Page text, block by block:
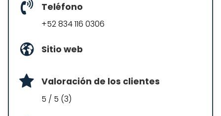
Teléfono
+52 834 116 0306
Sitio web
Valoración de los clientes
5 / 5 (3)